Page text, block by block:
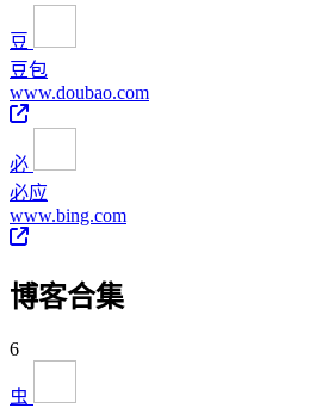
豆
豆包
www.doubao.com
必
必应
www.bing.com
博客合集
6
虫